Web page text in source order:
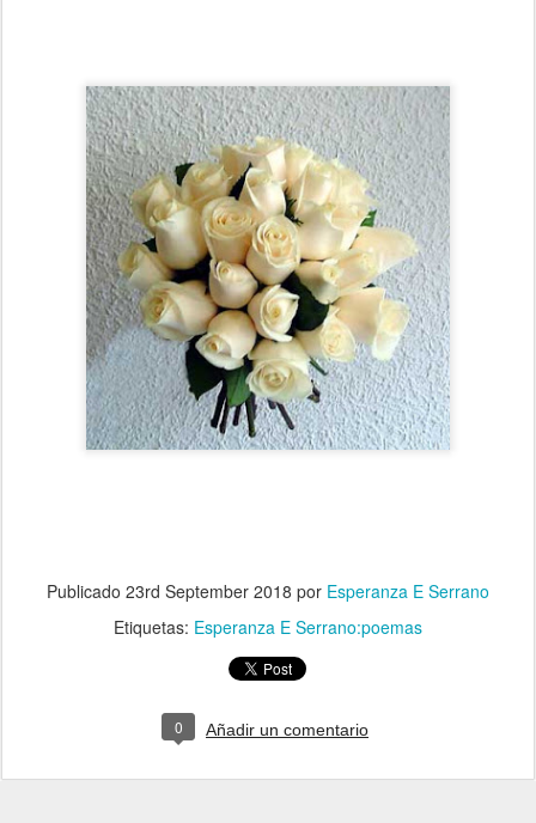
Publicado 23rd September 2018 por Esperanza E Serrano
Etiquetas: Esperanza E Serrano:poemas
0 Añadir un comentario